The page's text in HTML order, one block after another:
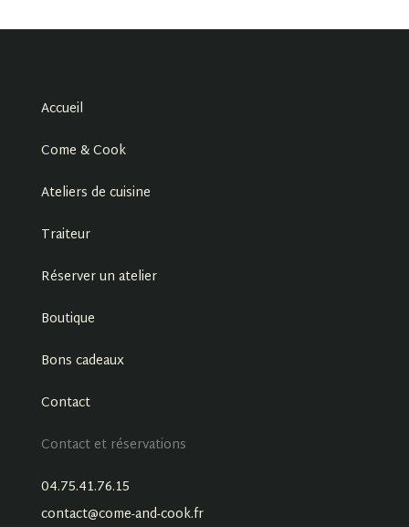
Accueil
Come & Cook
Ateliers de cuisine
Traiteur
Réserver un atelier
Boutique
Bons cadeaux
Contact
Contact et réservations
04.75.41.76.15
contact@come-and-cook.fr